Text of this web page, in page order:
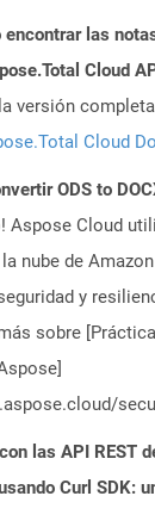
encontrar las
Cloud
versión
Cloud
ODS to
Aspose Cloud
nube de
y
sobre
las API REST
Curl SDK: